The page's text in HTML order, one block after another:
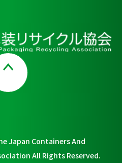
Japan Containers And
All Rights Reserved.